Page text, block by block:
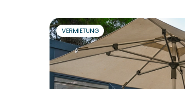
VERMIETUNG